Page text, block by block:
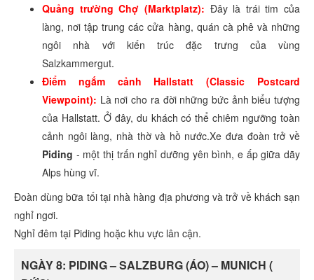
Quảng trường Chợ (Marktplatz): Đây là trái tim của
làng, nơi tập trung các cửa hàng, quán cà phê và những
ngôi nhà với kiến trúc đặc trưng của vùng
Salzkammergut.
Điểm ngắm cảnh Hallstatt (Classic Postcard
Viewpoint): Là nơi cho ra đời những bức ảnh biểu tượng
của Hallstatt. Ở đây, du khách có thể chiêm ngưỡng toàn
cảnh ngôi làng, nhà thờ và hồ nước.Xe đưa đoàn trở về
Piding - một thị trấn nghỉ dưỡng yên bình, e ấp giữa dãy
Alps hùng vĩ.
Đoàn dùng bữa tối tại nhà hàng địa phương và trở về khách sạn
nghỉ ngơi.
Nghỉ đêm tại Piding hoặc khu vực lân cận.
NGÀY 8: PIDING – SALZBURG (ÁO) – MUNICH (